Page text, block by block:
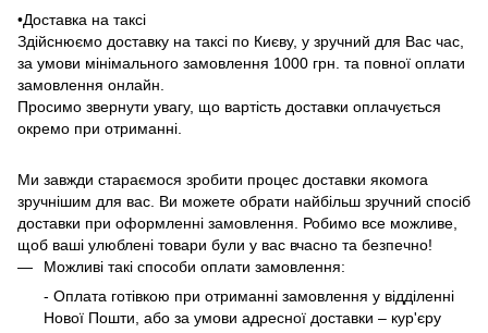
•Доставка на таксі
Здійснюємо доставку на таксі по Києву, у зручний для Вас час,
за умови мінімального замовлення 1000 грн. та повної оплати
замовлення онлайн.
Просимо звернути увагу, що вартість доставки оплачується
окремо при отриманні.
Ми завжди стараємося зробити процес доставки якомога
зручнішим для вас. Ви можете обрати найбільш зручний спосіб
доставки при оформленні замовлення. Робимо все можливе,
щоб ваші улюблені товари були у вас вчасно та безпечно!
Можливі такі способи оплати замовлення:
- Оплата готівкою при отриманні замовлення у відділенні
Нової Пошти, або за умови адресної доставки – кур'єру